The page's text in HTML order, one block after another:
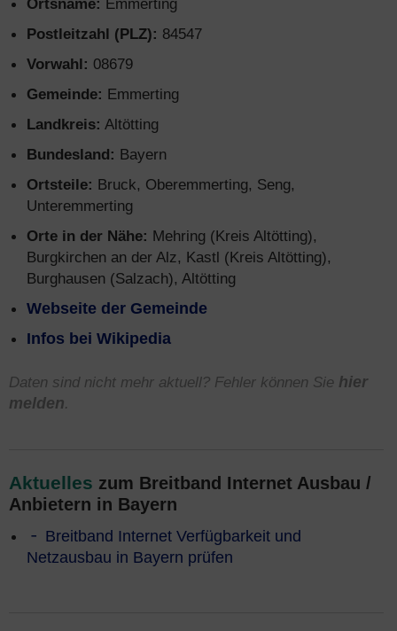
Ortsname: Emmerting
Postleitzahl (PLZ): 84547
Vorwahl: 08679
Gemeinde: Emmerting
Landkreis: Altötting
Bundesland: Bayern
Ortsteile: Bruck, Oberemmerting, Seng,
Unteremmerting
Orte in der Nähe: Mehring (Kreis Altötting),
Burgkirchen an der Alz, Kastl (Kreis Altötting),
Burghausen (Salzach), Altötting
Webseite der Gemeinde
Infos bei Wikipedia
Daten sind nicht mehr aktuell? Fehler können Sie hier
melden.
Aktuelles zum Breitband Internet Ausbau /
Anbietern in Bayern
Breitband Internet Verfügbarkeit und
Netzausbau in Bayern prüfen